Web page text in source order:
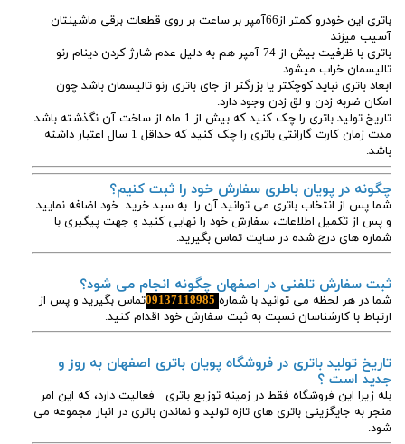
باتری این خودرو کمتر از66آمپر بر ساعت بر روی قطعات برقی ماشینتان
آسیب میزند
باتری با ظرفیت بیش از 74 آمپر هم به دلیل عدم شارژ کردن دینام رنو
تالیسمان خراب میشود
ابعاد باتری نباید کوچکتر یا بزرگتر از جای باتری رنو تالیسمان باشد چون
امکان ضربه زدن و لق زدن وجود دارد.
تاریخ تولید باتری را چک کنید که بیش از 1 ماه از ساخت آن نگذشته باشد.
مدت زمان کارت گارانتی باتری را چک کنید که حداقل 1 سال اعتبار داشته
باشد.
چگونه در پویان باطری سفارش خود را ثبت کنیم؟
شما پس از انتخاب باتری می توانید آن را به سبد خرید خود اضافه نمایید
و پس از تکمیل اطلاعات، سفارش خود را نهایی کنید و جهت پیگیری با
شماره های درج شده در سایت تماس بگیرید.
ثبت سفارش تلفنی در اصفهان چگونه انجام می شود؟
شما در هر لحظه می توانید با شماره 09137118985تماس بگیرید و پس از
ارتباط با کارشناسان نسبت به ثبت سفارش خود اقدام کنید.
تاریخ تولید باتری در فروشگاه پویان باتری اصفهان به روز و
جدید است ؟
بله زیرا این فروشگاه فقط در زمینه توزیع باتری فعالیت دارد، که این امر
منجر به جایگزینی باتری های تازه تولید و نماندن باتری در انبار مجموعه می
شود.